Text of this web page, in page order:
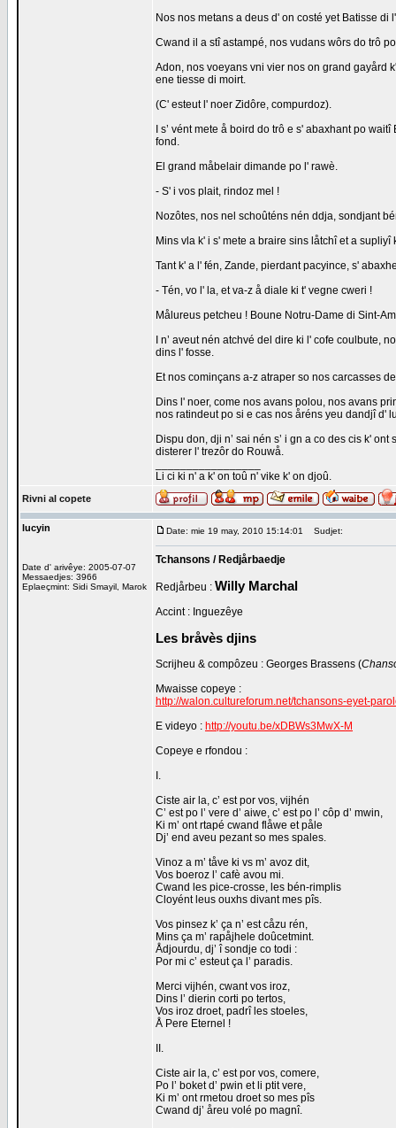
Nos nos metans a deus d' on costé yet Batisse
Cwand il a stî astampé, nos vudans wôrs do trô
Adon, nos voeyans vni vier nos on grand gayård
ene tiesse di moirt.
(C' esteut l' noer Zidôre, compurdoz).
I s’ vént mete å boird do trô e s' abaxhant po
fond.
El grand måbelair dimande po l' rawè.
- S' i vos plait, rindoz mel !
Nozôtes, nos nel schoûténs nén ddja, sondjant
Mins vla k' i s' mete a braire sins låtchî et a
Tant k' a l' fén, Zande, pierdant pacyince, s'
- Tén, vo l' la, et va-z å diale ki t' vegne cweri !
Målureus petcheu ! Boune Notru-Dame di Sint-
I n’ aveut nén atchvé del dire ki l' cofe coulbute,
dins l' fosse.
Et nos cominçans a-z atraper so nos carcasses
Dins l' noer, come nos avans polou, nos avans
nos ratindeut po si e cas nos åréns yeu dandjî d'
Dispu don, dji n’ sai nén s’ i gn a co des cis k'
disterer l' trezôr do Rouwå.
Li ci ki n' a k' on toû n' vike k' on djoû.
Rivni al copete
lucyin
Date d' arivêye: 2005-07-07
Messaedjes: 3966
Eplaeçmint: Sidi Smayil, Marok
Date: mie 19 may, 2010 15:14:01 Sudjet:
Tchansons / Redjårbaedje
Redjårbeu : Willy Marchal
Accint : Inguezêye
Les bråvès djins
Scrijheu & compôzeu : Georges Brassens (
Mwaisse copeye :
http://walon.cultureforum.net/tchansons-eyet-
E videyo : http://youtu.be/xDBWs3MwX-M
Copeye e rfondou :
I.
Ciste air la, c’ est por vos, vijhén
C’ est po l’ vere d’ aiwe, c’ est po l’ côp d’ mwin,
Ki m’ ont rtapé cwand flåwe et påle
Dj’ end aveu pezant so mes spales.
Vinoz a m’ tåve ki vs m’ avoz dit,
Vos boeroz l’ cafè avou mi.
Cwand les pice-crosse, les bén-rimplis
Cloyént leus ouxhs divant mes pîs.
Vos pinsez k’ ça n’ est cåzu rén,
Mins ça m’ rapåjhele doûcetmint.
Ådjourdu, dj’ î sondje co todi :
Por mi c’ esteut ça l’ paradis.
Merci vijhén, cwant vos iroz,
Dins l’ dierin corti po tertos,
Vos iroz droet, padrî les stoeles,
Å Pere Eternel !
II.
Ciste air la, c’ est por vos, comere,
Po l’ boket d’ pwin et li ptit vere,
Ki m’ ont rmetou droet so mes pîs
Cwand dj’ åreu volé po magnî.